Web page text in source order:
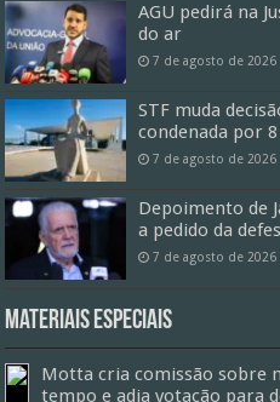
AGU pedirá na
do ar
7 de agosto de 2026
STF muda
condenada por
7 de agosto de 2026
Depoimento de
a pedido da
7 de agosto de 2026
Materiais especiais
Motta cria comissão sobre
tempo e adia votação para